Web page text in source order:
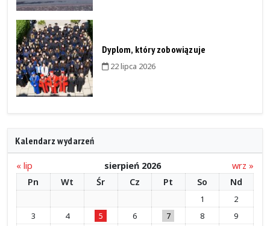
Dyplom, który zobowiązuje
22 lipca 2026
Kalendarz wydarzeń
« lip sierpień 2026
wrz »
Pn
Wt Śr Cz Pt So Nd
1
2
3
4 5 6 7 8
9